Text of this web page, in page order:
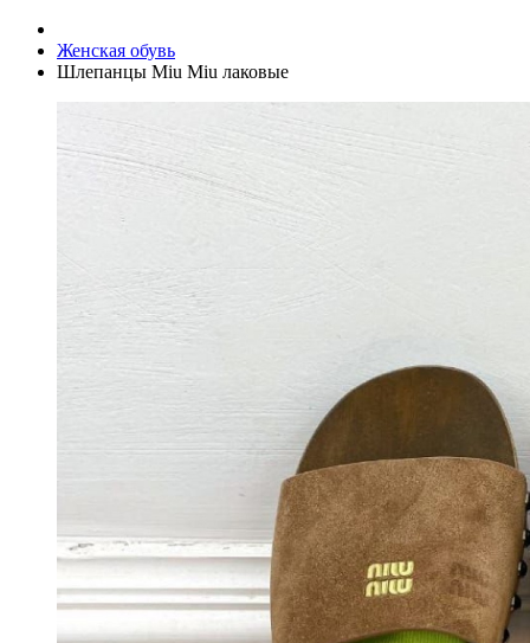
Женская обувь
Шлепанцы Miu Miu лаковые